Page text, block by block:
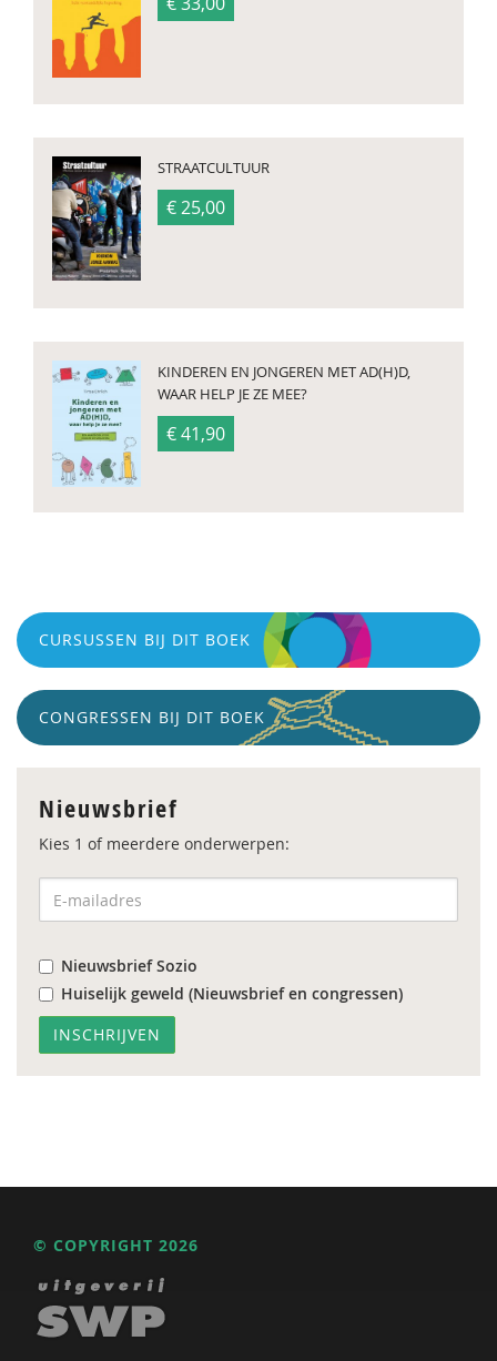
STRAATCULTUUR
€ 25,00
KINDEREN EN JONGEREN MET AD(H)D,
WAAR HELP JE ZE MEE?
€ 41,90
CURSUSSEN BIJ DIT BOEK
CONGRESSEN BIJ DIT BOEK
Nieuwsbrief
Kies 1 of meerdere onderwerpen:
Nieuwsbrief Sozio
Huiselijk geweld (Nieuwsbrief en congressen)
© COPYRIGHT 2026